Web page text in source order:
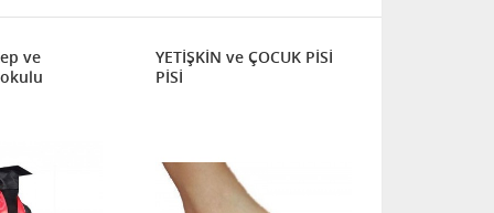
ve
YETİŞKİN ve ÇOCUK PİSİ
PİSİ